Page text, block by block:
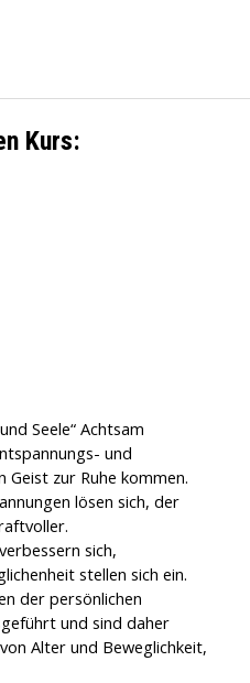
Kurs:
Seele“ Achtsam
und
Geist zur Ruhe kommen.
lösen sich, der
sich,
stellen sich ein.
der persönlichen
und sind daher
Alter und Beweglichkeit,